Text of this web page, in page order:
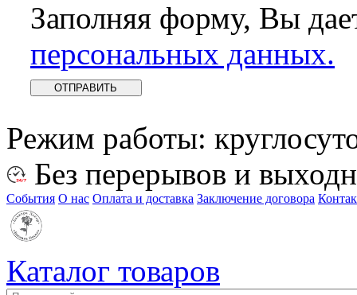
Заполняя форму, Вы
персональных данных.
Режим работы:
Без перерывов и
События О нас Оплата и доставка Заключение договора
Каталог товаров